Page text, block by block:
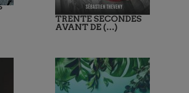
TRENTE SECONDES
AVANT DE (…)